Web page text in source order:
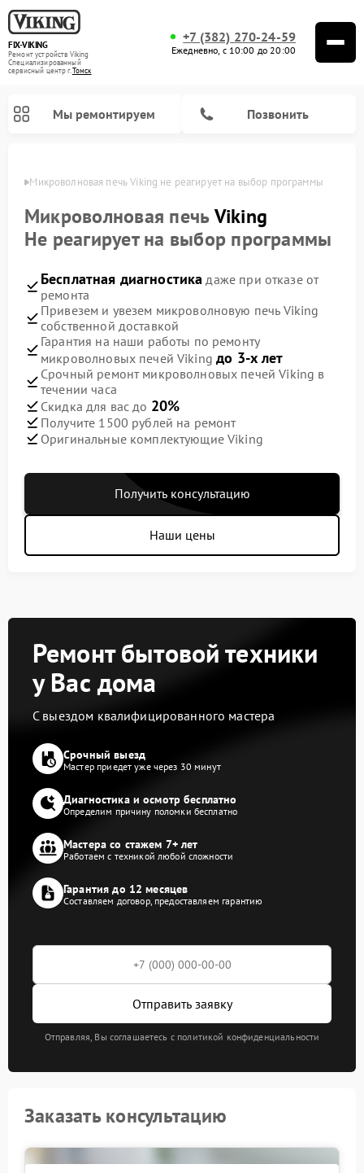
FIX-VIKING
Ремонт устройств Viking
Специализированный
cервисный центр г.Томск
+7 (382) 270-24-59
Ежедневно, с 10:00 до 20:00
Мы ремонтируем Позвонить
Микроволновая печь Viking не реагирует на выбор программы
Микроволновая печьViking
Не реагирует на выбор программы
Бесплатная диагностика даже при отказе от
ремонта
Привезем и увезем микроволновую печь Viking
собственной доставкой
Гарантия на наши работы по ремонту
микроволновых печей Vikingдо 3-х лет
Срочный ремонт микроволновых печей Viking в
течении часа
Скидка для вас до 20%
Получите 1500 рублей на ремонт
Оригинальные комплектующие Viking
Получить консультацию
Наши цены
Ремонт бытовой техники
у Вас дома
С выездом квалифицированного мастера
Срочный выезд
Мастер приедет уже через 30 минут
Диагностика и осмотр бесплатно
Определим причину поломки бесплатно
Мастера со стажем 7+ лет
Работаем с техникой любой сложности
Гарантия до 12 месяцев
Составляем договор, предоставляем гарантию
Отправить заявку
Отправляя, Вы соглашаетесь с политикой конфиденциальности
Заказать консультацию